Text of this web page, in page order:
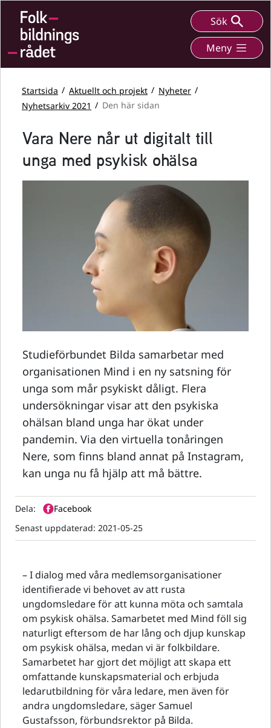
Sök
Meny
Startsida Aktuellt och projekt
Nyheter
Nyhetsarkiv 2021
Den här sidan
Vara Nere når ut digitalt till
unga med psykisk ohälsa
Studieförbundet Bilda samarbetar med
organisationen Mind i en ny satsning för
unga som mår psykiskt dåligt. Flera
undersökningar visar att den psykiska
ohälsan bland unga har ökat under
pandemin. Via den virtuella tonåringen
Nere, som finns bland annat på Instagram,
kan unga nu få hjälp att må bättre.
Dela:
Facebook
Senast uppdaterad: 2021-05-25
– I dialog med våra medlemsorganisationer
identifierade vi behovet av att rusta
ungdomsledare för att kunna möta och samtala
om psykisk ohälsa. Samarbetet med Mind föll sig
naturligt eftersom de har lång och djup kunskap
om psykisk ohälsa, medan vi är folkbildare.
Samarbetet har gjort det möjligt att skapa ett
omfattande kunskapsmaterial och erbjuda
ledarutbildning för våra ledare, men även för
andra ungdomsledare, säger Samuel
Gustafsson, förbundsrektor på Bilda.